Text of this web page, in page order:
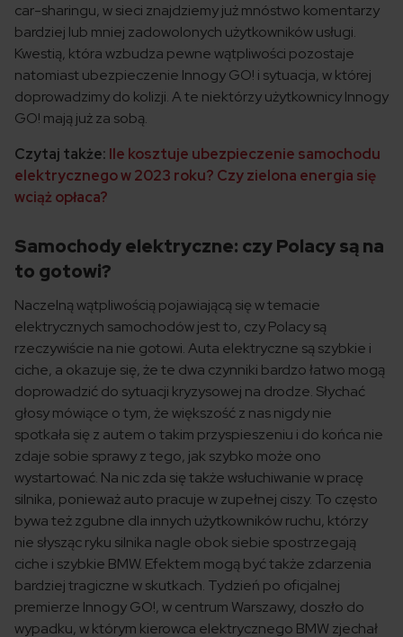
car-sharingu, w sieci znajdziemy już mnóstwo komentarzy
bardziej lub mniej zadowolonych użytkowników usługi.
Kwestią, która wzbudza pewne wątpliwości pozostaje
natomiast ubezpieczenie Innogy GO! i sytuacja, w której
doprowadzimy do kolizji. A te niektórzy użytkownicy Innogy
GO! mają już za sobą.
Czytaj także: Ile kosztuje ubezpieczenie samochodu
elektrycznego w 2023 roku? Czy zielona energia się
wciąż opłaca?
Samochody elektryczne: czy Polacy są na
to gotowi?
Naczelną wątpliwością pojawiającą się w temacie
elektrycznych samochodów jest to, czy Polacy są
rzeczywiście na nie gotowi. Auta elektryczne są szybkie i
ciche, a okazuje się, że te dwa czynniki bardzo łatwo mogą
doprowadzić do sytuacji kryzysowej na drodze. Słychać
głosy mówiące o tym, że większość z nas nigdy nie
spotkała się z autem o takim przyspieszeniu i do końca nie
zdaje sobie sprawy z tego, jak szybko może ono
wystartować. Na nic zda się także wsłuchiwanie w pracę
silnika, ponieważ auto pracuje w zupełnej ciszy. To często
bywa też zgubne dla innych użytkowników ruchu, którzy
nie słysząc ryku silnika nagle obok siebie spostrzegają
ciche i szybkie BMW. Efektem mogą być także zdarzenia
bardziej tragiczne w skutkach. Tydzień po oficjalnej
premierze Innogy GO!, w centrum Warszawy, doszło do
wypadku, w którym kierowca elektrycznego BMW zjechał